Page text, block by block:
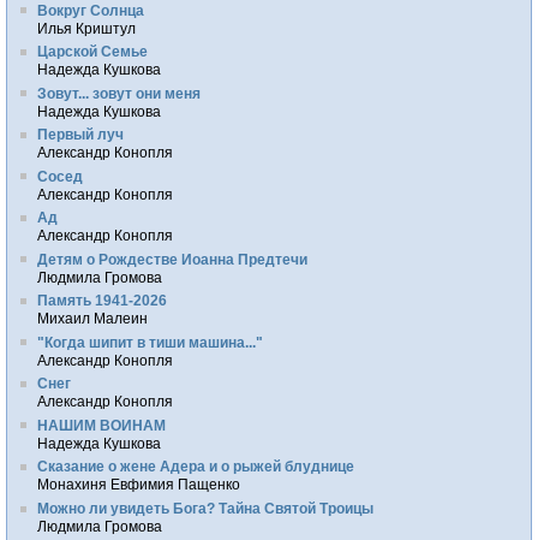
Вокруг Солнца
Илья Криштул
Царской Семье
Надежда Кушкова
Зовут... зовут они меня
Надежда Кушкова
Первый луч
Александр Конопля
Сосед
Александр Конопля
Ад
Александр Конопля
Детям о Рождестве Иоанна Предтечи
Людмила Громова
Память 1941-2026
Михаил Малеин
"Когда шипит в тиши машина..."
Александр Конопля
Снег
Александр Конопля
НАШИМ ВОИНАМ
Надежда Кушкова
Сказание о жене Адера и о рыжей блуднице
Монахиня Евфимия Пащенко
Можно ли увидеть Бога? Тайна Святой Троицы
Людмила Громова